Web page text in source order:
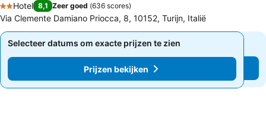
2 Sterren
Hotel 8,1 Zeer goed (636 scores)
Via Clemente Damiano Priocca, 8, 10152, Turijn, Italië
Selecteer datums om exacte prijzen te zien
Prijzen bekijken
Selecteer datums om exacte prijzen te zien
Prijzen bekijken